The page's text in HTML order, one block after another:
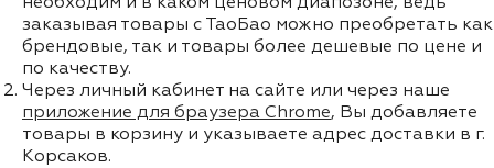
заказывая товары с ТаоБао можно преобретать как
брендовые, так и товары более дешевые по цене и
по качеству.
Через личный кабинет на сайте или через наше
приложение для браузера Chrome, Вы добавляете
товары в корзину и указываете адрес доставки в г.
Корсаков.